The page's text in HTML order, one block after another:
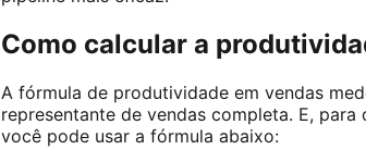
Como calcular a
A fórmula de produtividade em vendas
representante de vendas completa. E,
você pode usar a fórmula abaixo: